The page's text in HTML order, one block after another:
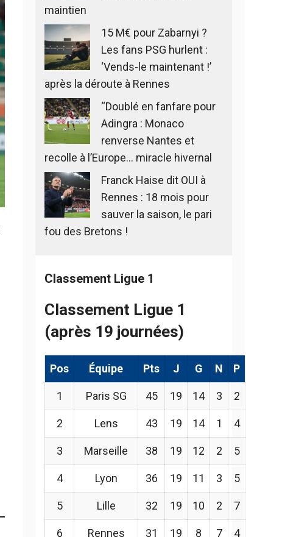
maintien
15 M€ pour Zabarnyi ?
Les fans PSG hurlent :
‘Vends-le maintenant !’
après la déroute à Rennes
“Doublé en fanfare pour
Adingra : Monaco
renverse Nantes et
recolle à l’Europe… miracle hivernal
Franck Haise dit OUI à
Rennes : 18 mois pour
sauver la saison, le pari
fou des Bretons !
Classement Ligue 1
Classement Ligue 1
(après 19 journées)
Pos Équipe Pts J G N P
1 Paris SG 45 19 14 3 2
2 Lens 43 19 14 1 4
3 Marseille 38 19 12 2 5
4 Lyon 36 19 11 3 5
5 Lille 32 19 10 2 7
6 Rennes 31 19 8 7 4